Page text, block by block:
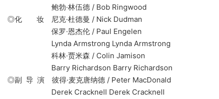
鲍勃·林伍德 / Bob Ringwood
◎化 妆 尼克·杜德曼 / Nick Dudman
保罗·恩杰伦 / Paul Engelen
Lynda Armstrong Lynda Armstrong
科林·贾米森 / Colin Jamison
Barry Richardson Barry Richardson
◎副 导 演 彼得·麦克唐纳德 / Peter MacDonald
Derek Cracknell Derek Cracknell